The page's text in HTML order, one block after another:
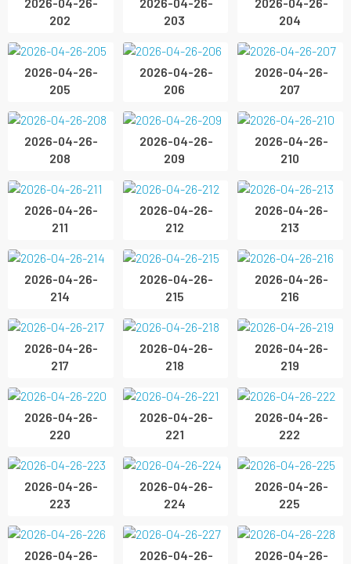
2026-04-26-
202
2026-04-26-
203
2026-04-26-
204
2026-04-26-
205
2026-04-26-
206
2026-04-26-
207
2026-04-26-
208
2026-04-26-
209
2026-04-26-
210
2026-04-26-
211
2026-04-26-
212
2026-04-26-
213
2026-04-26-
214
2026-04-26-
215
2026-04-26-
216
2026-04-26-
217
2026-04-26-
218
2026-04-26-
219
2026-04-26-
220
2026-04-26-
221
2026-04-26-
222
2026-04-26-
223
2026-04-26-
224
2026-04-26-
225
2026-04-26-
2026-04-26-
2026-04-26-